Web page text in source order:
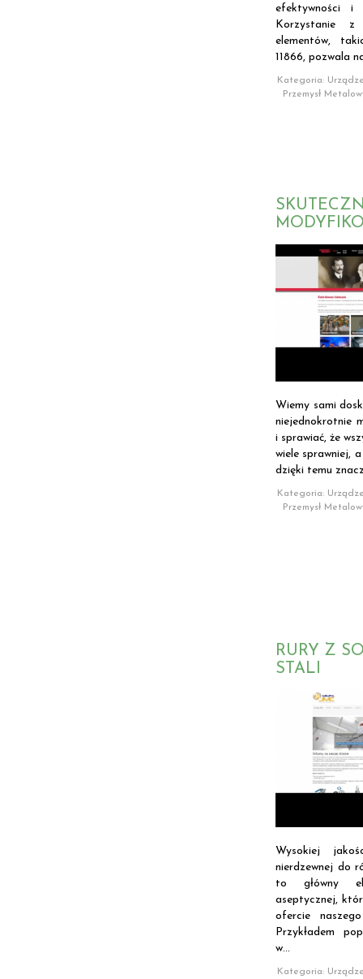
efektywności i
Korzystanie z
elementów,
11866, pozwala
Kategoria:
Przemysł
Wiemy sami
niejednokrotnie
i sprawiać, że
wiele sprawniej,
dzięki temu
Kategoria:
Przemysł
RURY Z
STALI
Wysokiej
nierdzewnej do
to główny
aseptycznej,
ofercie
Przykładem
w...
Kategoria: